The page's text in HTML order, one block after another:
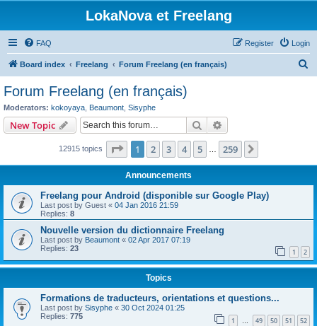
LokaNova et Freelang
FAQ Login
Register
Board index Freelang Forum Freelang (en français)
Forum Freelang (en français)
Moderators: kokoyaya Beaumont Sisyphe
New Topic Search
12915 topics Page 1of 259
1 2 3 4 5 259
Announcements
Freelang pour Android (disponible sur Google Play)
Last post by Guest « 04 Jan 2016 21:59
Replies: 8
Nouvelle version du dictionnaire Freelang
Last post by Beaumont « 02 Apr 2017 07:19
Replies: 23 1 2
Topics
Formations de traducteurs, orientations et questions...
Last post by Sisyphe « 30 Oct 2024 01:25
Replies: 775 1 … 49 50 51 52